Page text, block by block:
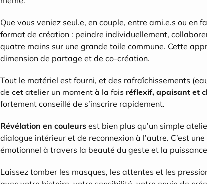
Que vous veniez seul.e, en couple, entre ami.e.s ou en
format de création : peindre individuellement,
quatre mains sur une grande toile commune. Cette
dimension de partage et de co-création.
Tout le matériel est fourni, et des rafraîchissements
de cet atelier un moment à la fois réflexif, apaisant et
fortement conseillé de s’inscrire rapidement.
Révélation en couleurs est bien plus qu’un simple
dialogue intérieur et de reconnexion à l’autre. C’est
émotionnel à travers la beauté du geste et la
Laissez tomber les masques, les attentes et les